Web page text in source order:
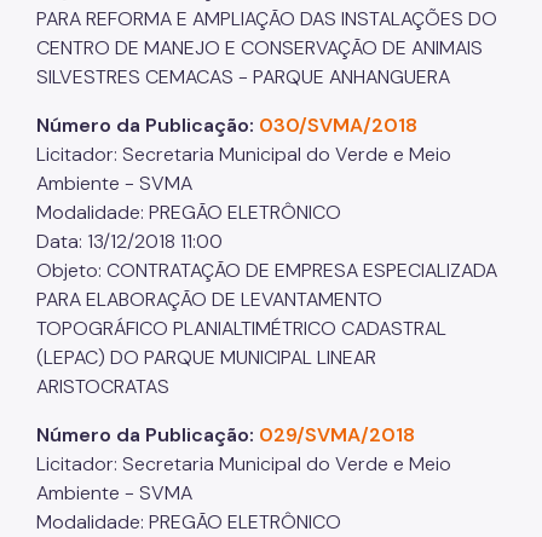
Comitê do Clima
Inventário de GEE
COMFROTA-SP
Planos
Mata Atlântica
Arborização Urbana
Áreas Protegidas, Áreas Verdes e Espaços Livres
Plano de Ação Climática
Serviços Ambientais
Educação Ambiental
Programas
PARA REFORMA E AMPLIAÇÃO DAS INSTALAÇÕES DO
CENTRO DE MANEJO E CONSERVAÇÃO DE ANIMAIS
SILVESTRES CEMACAS - PARQUE ANHANGUERA
Número da Publicação: 030/SVMA/2018
Licitador: Secretaria Municipal do Verde e Meio
Ambiente - SVMA
Modalidade: PREGÃO ELETRÔNICO
Data: 13/12/2018 11:00
Objeto: CONTRATAÇÃO DE EMPRESA ESPECIALIZADA
PARA ELABORAÇÃO DE LEVANTAMENTO
TOPOGRÁFICO PLANIALTIMÉTRICO CADASTRAL
(LEPAC) DO PARQUE MUNICIPAL LINEAR
ARISTOCRATAS
Número da Publicação: 029/SVMA/2018
Licitador: Secretaria Municipal do Verde e Meio
Ambiente - SVMA
Modalidade: PREGÃO ELETRÔNICO